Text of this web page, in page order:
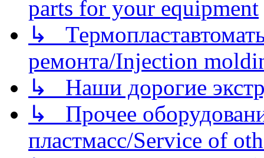
parts for your equipment
↳
ремонта/Injection
↳ Наши дорогие
↳ Прочее
пластмасс/Service of